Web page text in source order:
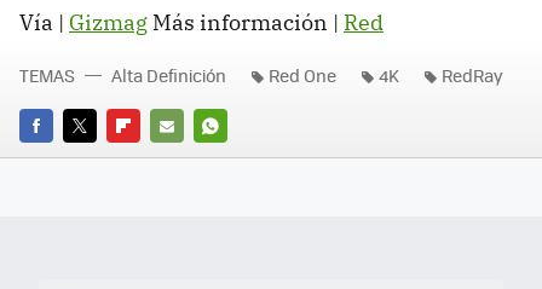
Vía | Gizmag Más información | Red
FACEBOOK
TWITTERFLIPBOARD
E-
WHATSAPP
TEMAS Alta Definición Red One 4K RedRay